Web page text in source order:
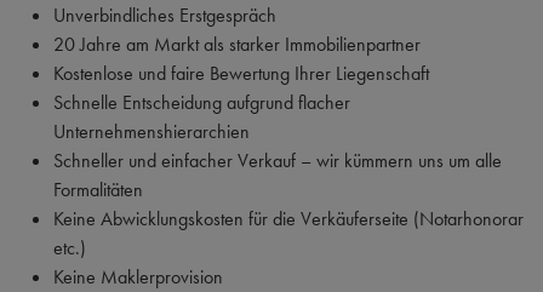
Unverbindliches Erstgespräch
20 Jahre am Markt als starker Immobilienpartner
Kostenlose und faire Bewertung Ihrer Liegenschaft
Schnelle Entscheidung aufgrund flacher
Unternehmenshierarchien
Schneller und einfacher Verkauf – wir kümmern uns um alle
Formalitäten
Keine Abwicklungskosten für die Verkäuferseite (Notarhonorar
etc.)
Keine Maklerprovision